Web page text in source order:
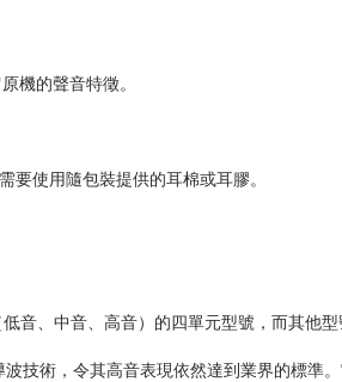
機的聲音特徵。
使用隨包裝提供的耳棉或耳膠。
、中音、高音）的四單元型號，而其他型
術，令其高音表現依然達到業界的標準